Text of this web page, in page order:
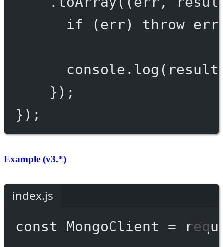
if (err) throw
console. log
});
});
Example (v3.*)
index.js
const MongoClient =